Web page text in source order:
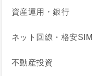
資産運用・銀行
ネット回線・格安SIM
不動産投資